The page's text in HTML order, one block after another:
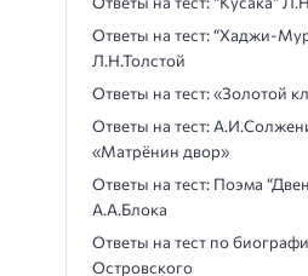
Ответы на тест: “Хаджи-
Л.Н.Толстой
Ответы на тест: «Золотой
Ответы на тест:
«Матрёнин двор»
Ответы на тест: Поэма
А.А.Блока
Ответы на тест по
Островского